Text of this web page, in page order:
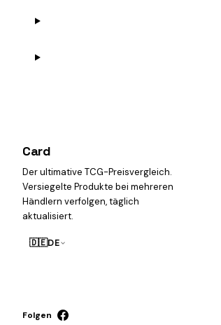
Card
Der ultimative TCG-Preisvergleich.
Versiegelte Produkte bei mehreren
Händlern verfolgen, täglich
aktualisiert.
🇩🇪DE
Folgen